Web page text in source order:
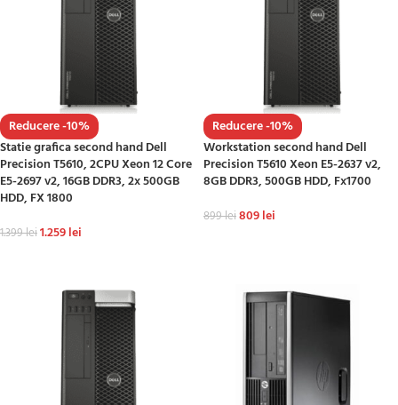
Reducere -10%
Statie grafica second hand Dell
Precision T5610, 2CPU Xeon 12 Core
E5-2697 v2, 16GB DDR3, 2x 500GB
HDD, FX 1800
1.399lei1.259lei
Reducere -10%
Workstation second hand Dell
Precision T5610 Xeon E5-2637 v2,
8GB DDR3, 500GB HDD, Fx1700
899lei809lei